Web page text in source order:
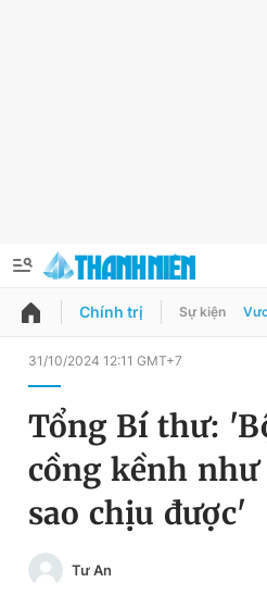
QUẢNG CÁO ĐẶT BÁO
Chuyên mục
Chuyên mục khác
Chào ngày mới
Đổi mật khẩu
Tin đã lưu
Tin đã xem
Chính trị Sự kiện
31/10/2024 12:11 GMT+7
Tổng Bí thư:
cồng kềnh
sao chịu được'
Tư An